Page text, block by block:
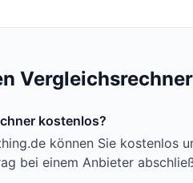
kostenlos?
können Sie kostenlos
bei einem Anbieter